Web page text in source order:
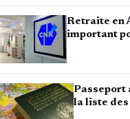
Retraite en
important
Passeport
la liste